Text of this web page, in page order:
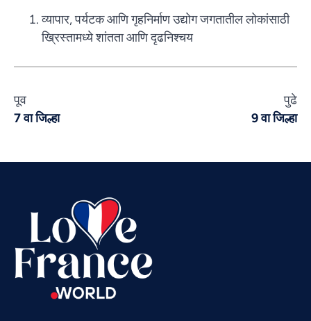
व्यापार, पर्यटक आणि गृहनिर्माण उद्योग जगतातील लोकांसाठी
ख्रिस्तामध्ये शांतता आणि दृढनिश्चय
पूव
7 वा जिल्हा
पुढे
9 वा जिल्हा
Tamil
Vietnamese